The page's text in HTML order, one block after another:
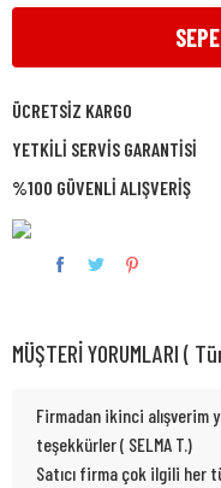
ÜCRETSİZ KARGO
YETKİLİ SERVİS GARANTİSİ
%100 GÜVENLİ ALIŞVERİŞ
MÜŞTERİ YORUMLARI (
Firmadan ikinci alışverim
teşekkürler ( SELMA T.)
Satıcı firma çok ilgili her